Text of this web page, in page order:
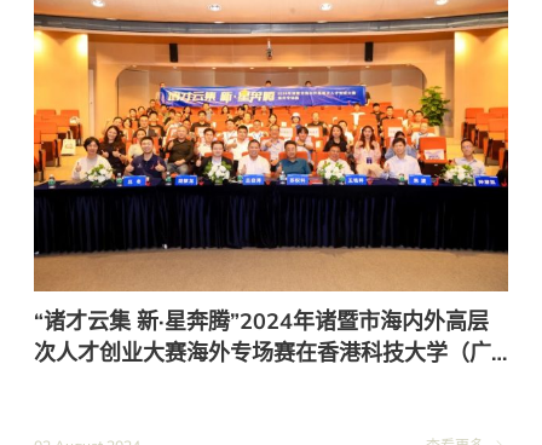
“诸才云集 新·星奔腾”2024年诸暨市海内外高层
次人才创业大赛海外专场赛在香港科技大学（广